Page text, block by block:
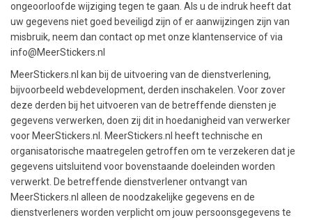
ongeoorloofde wijziging tegen te gaan. Als u de indruk heeft dat
uw gegevens niet goed beveiligd zijn of er aanwijzingen zijn van
misbruik, neem dan contact op met onze klantenservice of via
info@MeerStickers.nl
MeerStickers.nl kan bij de uitvoering van de dienstverlening,
bijvoorbeeld webdevelopment, derden inschakelen. Voor zover
deze derden bij het uitvoeren van de betreffende diensten je
gegevens verwerken, doen zij dit in hoedanigheid van verwerker
voor MeerStickers.nl. MeerStickers.nl heeft technische en
organisatorische maatregelen getroffen om te verzekeren dat je
gegevens uitsluitend voor bovenstaande doeleinden worden
verwerkt. De betreffende dienstverlener ontvangt van
MeerStickers.nl alleen de noodzakelijke gegevens en de
dienstverleners worden verplicht om jouw persoonsgegevens te